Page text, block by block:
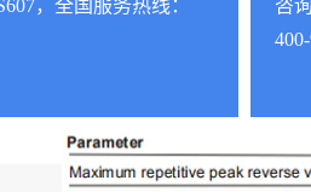
，全国服务热线：
咨